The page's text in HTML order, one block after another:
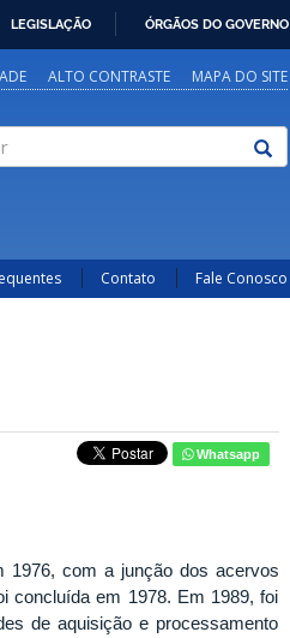
LEGISLAÇÃO ÓRGÃOS DO GOVERNO
ALTO CONTRASTE MAPA DO SITE
Contato Fale Conosco
Whatsapp
1976, com a junção dos acervos
concluída em 1978. Em 1989, foi
de aquisição e processamento